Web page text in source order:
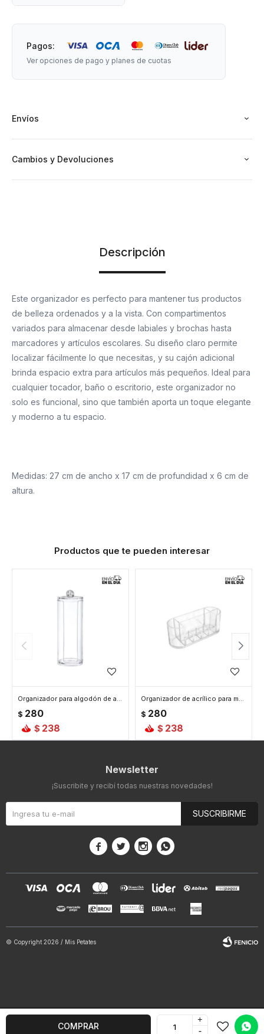
COMPRAR
+
-
Medidas: 27 cm de ancho x 17 cm de profundidad x 6 cm de
Pagos:
Ver opciones de pago y planes de cuotas
Envíos
Cambios y Devoluciones
Descripción
Este organizador es perfecto para mantener tus productos
de belleza ordenados y a la vista. Con compartimentos
variados para almacenar desde labiales y brochas hasta
marcadores y artículos escolares. Su diseño claro permite
localizar fácilmente lo que necesitas, y su cajón adicional
brinda espacio extra para artículos más pequeños. Ideal para
cualquier tocador, baño o escritorio, este organizador no
solo es funcional, sino que también aporta un toque elegante
y moderno a tu espacio.
Medidas: 27 cm de ancho x 17 cm de profundidad x 6 cm de
altura.
Productos que te pueden interesar
Organizador para algodón de acrílico con tapa 7 x 18 cm
$ 280
$ 238
Organizador de acrílico para maquillaje 17 x 6 x 6,5 cm
$ 280
$ 238
Newsletter
¡Suscribite y recibí todas nuestras novedades!
SUSCRIBIRME
   
© Copyright 2026 / Mis Petates
Fenicio